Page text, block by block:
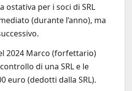
ostativa per i soci di SRL
(durante l’anno), ma
2024 Marco (forfettario)
di una SRL e le
euro (dedotti dalla SRL).